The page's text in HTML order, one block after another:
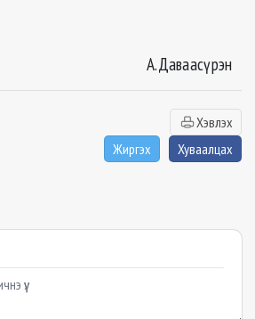
А.Даваасүрэн
Хэвлэх
Жиргэх
Хуваалцах